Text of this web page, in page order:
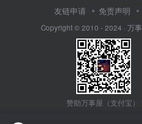
友链申请 免责声明
Copyright © 2010 - 2024 · 万
赞助万事屋（支付宝）